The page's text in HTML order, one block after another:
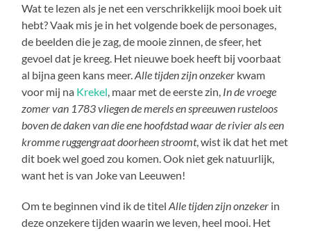
Wat te lezen als je net een verschrikkelijk mooi boek uit
hebt? Vaak mis je in het volgende boek de personages,
de beelden die je zag, de mooie zinnen, de sfeer, het
gevoel dat je kreeg. Het nieuwe boek heeft bij voorbaat
al bijna geen kans meer.Alle tijden zijn onzeker kwam
voor mij na Krekel , maar met de eerste zin, In de vroege
zomer van 1783 vliegen de merels en spreeuwen rusteloos
boven de daken van die ene hoofdstad waar de rivier als een
kromme ruggengraat doorheen stroomt, wist ik dat het met
dit boek wel goed zou komen. Ook niet gek natuurlijk,
want het is van Joke van Leeuwen!
Om te beginnen vind ik de titelAlle tijden zijn onzeker in
deze onzekere tijden waarin we leven, heel mooi. Het